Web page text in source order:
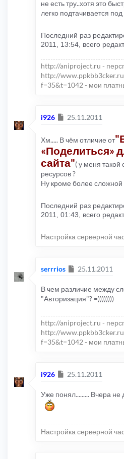
не есть тру..хотя это
легко подтачивается
Последний раз
2011, 13:54, всего
http://aniproject.ru -
http://
f=35&t=1042 - мои
i926 Сообщение
25.11.2011
Хм..... В чём отличие от
«Поделиться»
сайта"( у меня такой
ресурсов ?
Ну кроме более сложной
Последний раз
2011, 01:43, всего
Настройка серверной
serrrios Сообщение
25.11.2011
В чем различие между
"Авторизация"? =))))))))
http://aniproject.ru -
http://
f=35&t=1042 - мои
i926 Сообщение
25.11.2011
Уже понял......... Вчера не
Настройка серверной